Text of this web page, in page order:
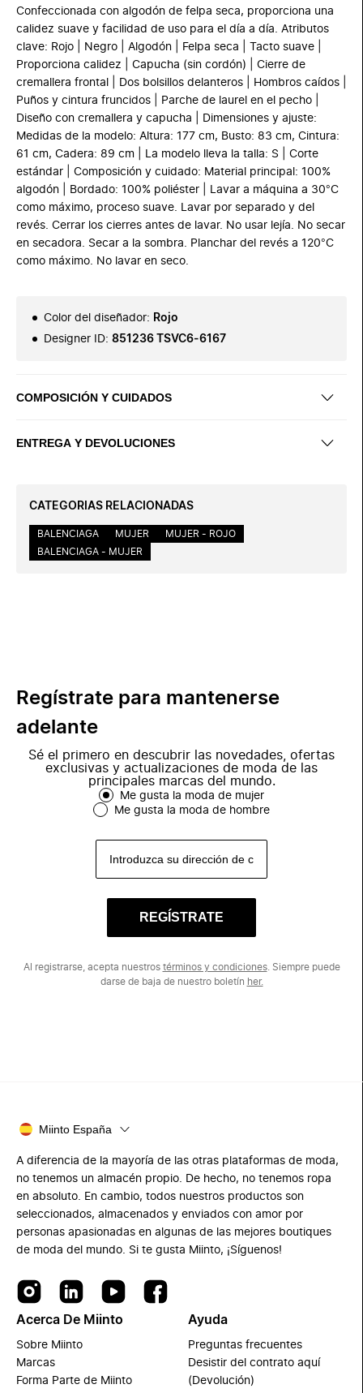
Confeccionada con algodón de felpa seca, proporciona una
calidez suave y facilidad de uso para el día a día. Atributos
clave: Rojo | Negro | Algodón | Felpa seca | Tacto suave |
Proporciona calidez | Capucha (sin cordón) | Cierre de
cremallera frontal | Dos bolsillos delanteros | Hombros caídos |
Puños y cintura fruncidos | Parche de laurel en el pecho |
Diseño con cremallera y capucha | Dimensiones y ajuste:
Medidas de la modelo: Altura: 177 cm, Busto: 83 cm, Cintura:
61 cm, Cadera: 89 cm | La modelo lleva la talla: S | Corte
estándar | Composición y cuidado: Material principal: 100%
algodón | Bordado: 100% poliéster | Lavar a máquina a 30°C
como máximo, proceso suave. Lavar por separado y del
revés. Cerrar los cierres antes de lavar. No usar lejía. No secar
en secadora. Secar a la sombra. Planchar del revés a 120°C
como máximo. No lavar en seco.
Color del diseñador: Rojo
Designer ID: 851236 TSVC6-6167
COMPOSICIÓN Y CUIDADOS
ENTREGA Y DEVOLUCIONES
CATEGORIAS RELACIONADAS
BALENCIAGA MUJER
MUJER - ROJO
BALENCIAGA - MUJER
Regístrate para mantenerse
adelante
Sé el primero en descubrir las novedades, ofertas
exclusivas y actualizaciones de moda de las
principales marcas del mundo.
Me gusta la moda de mujer
Me gusta la moda de hombre
REGÍSTRATE
Al registrarse, acepta nuestros términos y condiciones. Siempre puede
darse de baja de nuestro boletín her.
Miinto España
A diferencia de la mayoría de las otras plataformas de moda,
no tenemos un almacén propio. De hecho, no tenemos ropa
en absoluto. En cambio, todos nuestros productos son
seleccionados, almacenados y enviados con amor por
personas apasionadas en algunas de las mejores boutiques
de moda del mundo. Si te gusta Miinto, ¡Síguenos!
Acerca De Miinto
Sobre Miinto
Marcas
Forma Parte de Miinto
Ayuda
Preguntas frecuentes
Desistir del contrato aquí
(Devolución)